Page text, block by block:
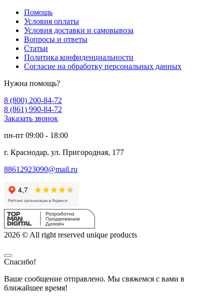
Помощь
Условия оплаты
Условия доставки и самовывоза
Вопросы и ответы
Статьи
Политика конфиденциальности
Согласие на обработку персональных данных
Нужна помощь?
8 (800) 200-84-72
8 (861) 990-84-72
Заказать звонок
пн-пт 09:00 - 18:00
г. Краснодар, ул. Пригородная, 177
88612923090@mail.ru
2026 © All right reserved unique products
Спасибо!
Ваше сообщение отправлено. Мы свяжемся с вами в
ближайшее время!